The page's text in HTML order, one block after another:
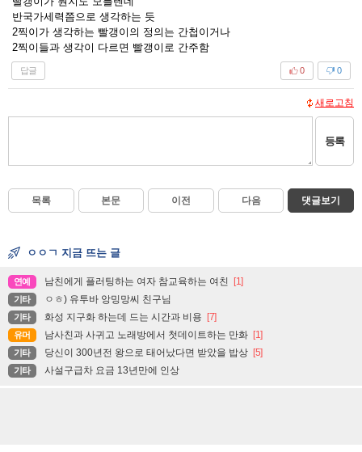
반국가세력쯤으로 생각하는 듯
2찍이가 생각하는 빨갱이의 정의는 간첩이거나
2찍이들과 생각이 다르면 빨갱이로 간주함
답글 0
0
새로고침
등록
목록 본문 이전 다음 댓글보기
ㅇㅇㄱ 지금 뜨는 글
연예 남친에게 플러팅하는 여자 참교육하는 여친 [1]
기타 ㅇㅎ) 유투바 앙밍망씨 친구님
기타 화성 지구화 하는데 드는 시간과 비용 [7]
유머 남사친과 사귀고 노래방에서 첫데이트하는 만화 [1]
기타 당신이 300년전 왕으로 태어났다면 받았을 밥상 [5]
기타 사설구급차 요금 13년만에 인상